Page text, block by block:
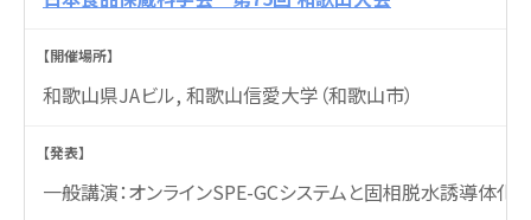
和歌山県JAビル, 和歌山信愛大学（和歌山市）
一般講演：オンラインSPE-GCシステムと固相脱水誘導体化